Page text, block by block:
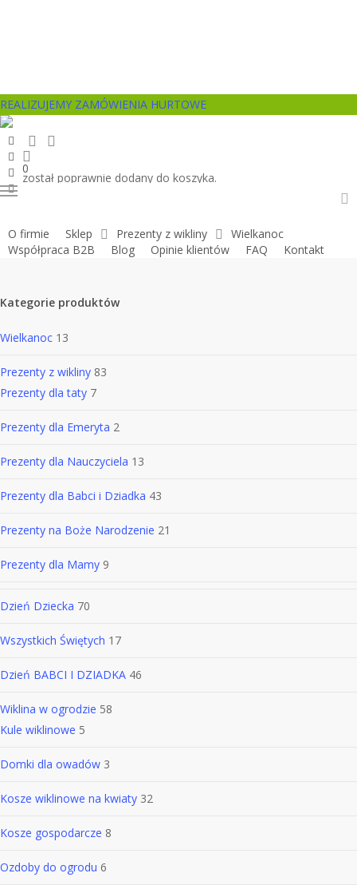
REALIZUJEMY ZAMÓWIENIA HURTOWE
facebook
pinterest
youtube
instagram
search
0
został poprawnie dodany do koszyka.
Menu
O firmie Sklep Prezenty z wikliny
Wielkanoc
Współpraca B2B
Blog Opinie klientów FAQ Kontakt
Kategorie produktów
Wielkanoc 13
Prezenty z wikliny 83
Prezenty dla taty 7
Prezenty dla Emeryta 2
Prezenty dla Nauczyciela 13
Prezenty dla Babci i Dziadka 43
Prezenty na Boże Narodzenie 21
Prezenty dla Mamy 9
Dzień Dziecka 70
Wszystkich Świętych 17
Dzień BABCI I DZIADKA 46
Wiklina w ogrodzie 58
Kule wiklinowe 5
Domki dla owadów 3
Kosze wiklinowe na kwiaty 32
Kosze gospodarcze 8
Ozdoby do ogrodu 6